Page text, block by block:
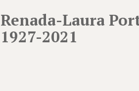
Renada-Laura
1927-2021